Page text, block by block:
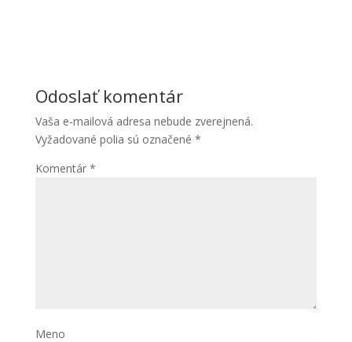
Odoslať komentár
Vaša e-mailová adresa nebude zverejnená.
Vyžadované polia sú označené *
Komentár *
Meno